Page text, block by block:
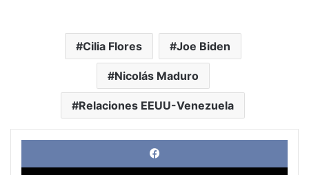
Cilia Flores Joe Biden
Nicolás Maduro
Relaciones EEUU-Venezuela
X